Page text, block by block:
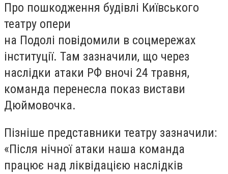
Про пошкодження будівлі Київського
театру опери
на Подолі повідомили в соцмережах
інституції. Там зазначили, що через
наслідки атаки РФ вночі 24 травня,
команда перенесла показ вистави
Дюймовочка.
Пізніше представники театру зазначили:
«Після нічної атаки наша команда
працює над ліквідацією наслідків